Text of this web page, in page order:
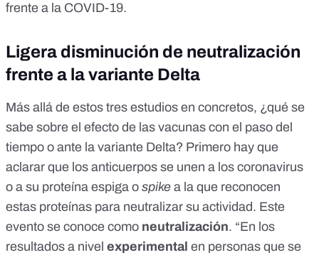
frente a la COVID-19.
Ligera disminución de neutralización
frente a la variante Delta
Más allá de estos tres estudios en concretos, ¿qué se
sabe sobre el efecto de las vacunas con el paso del
tiempo o ante la variante Delta? Primero hay que
aclarar que los anticuerpos se unen a los coronavirus
o a su proteína espiga o spike a la que reconocen
estas proteínas para neutralizar su actividad. Este
evento se conoce como neutralización. “En los
resultados a nivel experimental en personas que se